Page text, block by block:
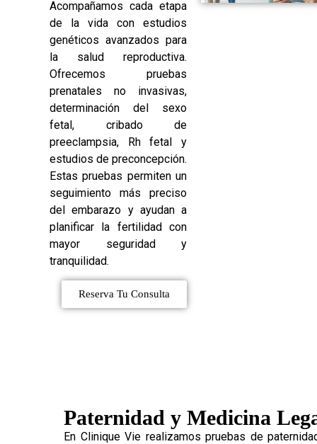
Acompañamos cada etapa
de la vida con estudios
genéticos avanzados para
la salud reproductiva.
Ofrecemos pruebas
prenatales no invasivas,
determinación del sexo
fetal, cribado de
preeclampsia, Rh fetal y
estudios de preconcepción.
Estas pruebas permiten un
seguimiento más preciso
del embarazo y ayudan a
planificar la fertilidad con
mayor seguridad y
tranquilidad.
Reserva Tu Consulta
Paternidad y Medicina
En Clinique Vie realizamos pruebas de